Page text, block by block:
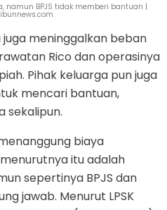
namun BPJS tidak memberi bantuan |
meninggalkan beban
Rico dan operasinya
Pihak keluarga pun juga
mencari bantuan,
sekalipun.
biaya
itu adalah
sepertinya BPJS dan
jawab. Menurut LPSK